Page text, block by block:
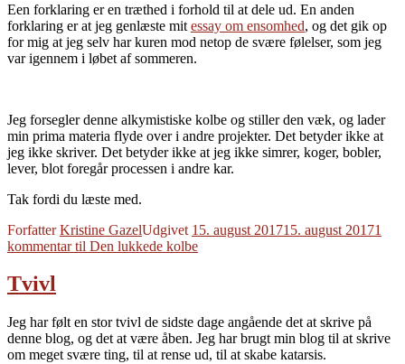
Een forklaring er en træthed i forhold til at dele ud. En anden
forklaring er at jeg genlæste mit essay om ensomhed, og det gik op
for mig at jeg selv har kuren mod netop de svære følelser, som jeg
var igennem i løbet af sommeren.
Jeg forsegler denne alkymistiske kolbe og stiller den væk, og lader
min prima materia flyde over i andre projekter. Det betyder ikke at
jeg ikke skriver. Det betyder ikke at jeg ikke simrer, koger, bobler,
lever, blot foregår processen i andre kar.
Tak fordi du læste med.
ForfatterKristine GazelUdgivet 15. august 201715. august 20171
kommentartil Den lukkede kolbe
Tvivl
Jeg har følt en stor tvivl de sidste dage angående det at skrive på
denne blog, og det at være åben. Jeg har brugt min blog til at skrive
om meget svære ting, til at rense ud, til at skabe katarsis.